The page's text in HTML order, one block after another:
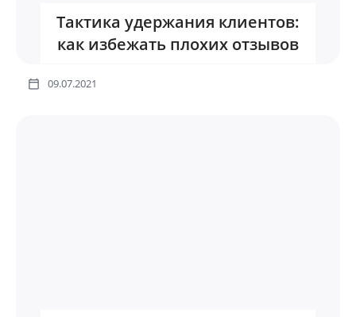
Тактика удержания клиентов:
как избежать плохих отзывов
09.07.2021